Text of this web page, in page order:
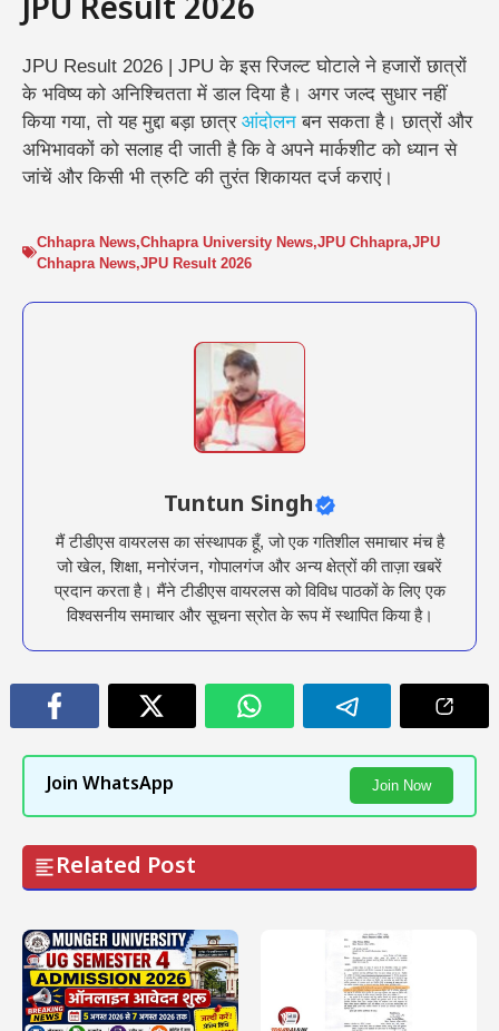
JPU Result 2026
JPU Result 2026 | JPU के इस रिजल्ट घोटाले ने हजारों छात्रों
के भविष्य को अनिश्चितता में डाल दिया है। अगर जल्द सुधार नहीं
किया गया, तो यह मुद्दा बड़ा छात्र आंदोलन बन सकता है। छात्रों और
अभिभावकों को सलाह दी जाती है कि वे अपने मार्कशीट को ध्यान से
जांचें और किसी भी त्रुटि की तुरंत शिकायत दर्ज कराएं।
Chhapra News,Chhapra University News,JPU Chhapra,JPU
Chhapra News,JPU Result 2026
Tuntun Singh
मैं टीडीएस वायरलस का संस्थापक हूँ, जो एक गतिशील समाचार मंच है
जो खेल, शिक्षा, मनोरंजन, गोपालगंज और अन्य क्षेत्रों की ताज़ा खबरें
प्रदान करता है। मैंने टीडीएस वायरलस को विविध पाठकों के लिए एक
विश्वसनीय समाचार और सूचना स्रोत के रूप में स्थापित किया है।
Join WhatsApp Join Now
Related Post